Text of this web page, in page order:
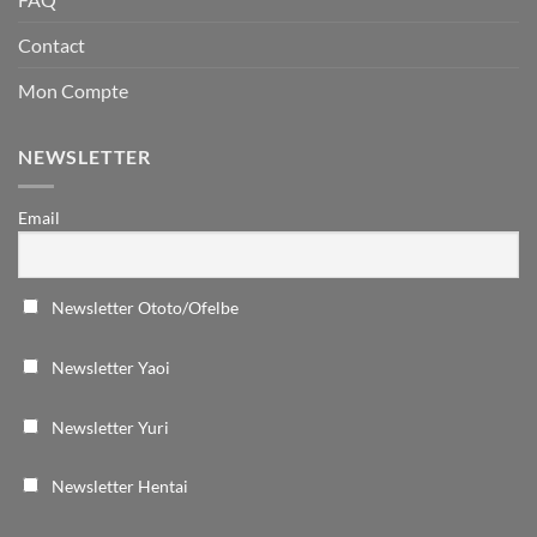
Contact
Mon Compte
NEWSLETTER
Email
Newsletter Ototo/Ofelbe
Newsletter Yaoi
Newsletter Yuri
Newsletter Hentai